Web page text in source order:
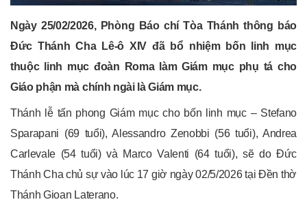
Ngày 25/02/2026, Phòng Báo chí Tòa Thánh thông báo
Đức Thánh Cha Lê-ô XIV đã bổ nhiệm bốn linh mục
thuộc linh mục đoàn Roma làm Giám mục phụ tá cho
Giáo phận mà chính ngài là Giám mục.
Thánh lễ tấn phong Giám mục cho bốn linh mục – Stefano
Sparapani (69 tuổi), Alessandro Zenobbi (56 tuổi), Andrea
Carlevale (54 tuổi) và Marco Valenti (64 tuổi), sẽ do Đức
Thánh Cha chủ sự vào lúc 17 giờ ngày 02/5/2026 tại Đền thờ
Thánh Gioan Laterano.